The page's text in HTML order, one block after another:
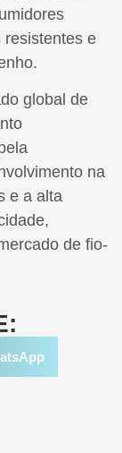
resistentes e
global de
na
e a alta
de fio-